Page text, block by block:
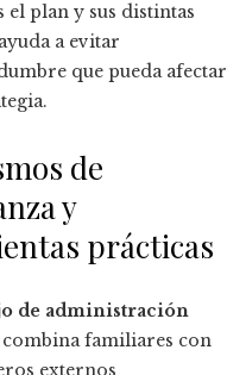
el plan y sus distintas
a evitar
que pueda afectar
de
y
prácticas
de administración
combina familiares con
externos